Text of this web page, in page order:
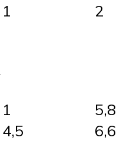
1
2
1
5,8
4,5
6,6